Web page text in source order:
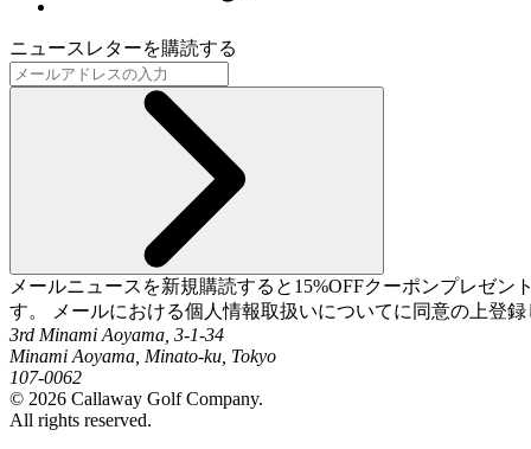
ニュースレターを購読する
メールニュースを新規購読すると15%OFFクーポンプレゼ
す。 メールにおける個人情報取扱いについてに同意の上登
3rd Minami Aoyama, 3-1-34
Minami Aoyama, Minato-ku, Tokyo
107-0062
© 2026 Callaway Golf Company.
All rights reserved.